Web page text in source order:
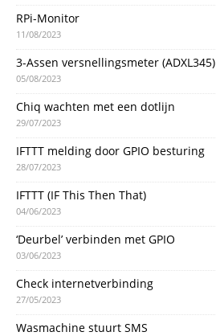
RPi-Monitor
11/08/2023
3-Assen versnellingsmeter (ADXL345)
05/08/2023
Chiq wachten met een dotlijn
29/07/2023
IFTTT melding door GPIO besturing
28/07/2023
IFTTT (IF This Then That)
04/06/2023
‘Deurbel’ verbinden met GPIO
03/06/2023
Check internetverbinding
27/05/2023
Wasmachine stuurt SMS